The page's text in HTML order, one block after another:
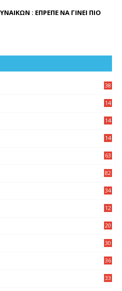
: ΕΠΡΕΠΕ ΝΑ ΓΙΝΕΙ ΠΙΟ
38
14
14
14
63
82
34
12
20
30
36
33